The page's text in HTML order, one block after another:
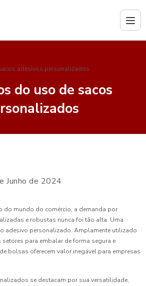
adesivos personalizados
do uso de sacos
Junho de 2024
do mundo do comércio, a demanda por
e robustas nunca foi tão alta. Uma
adesivo personalizado. Amplamente utilizado
para embalar de forma segura e
bolsas oferecem valor inegável para empresas
se destacam por sua versatilidade,